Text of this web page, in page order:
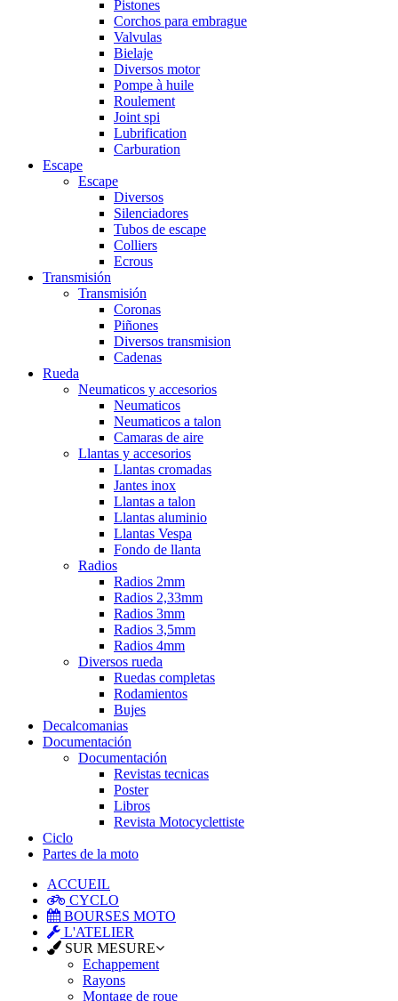
Pistones
Corchos para embrague
Valvulas
Bielaje
Diversos motor
Pompe à huile
Roulement
Joint spi
Lubrification
Carburation
Escape
Escape
Diversos
Silenciadores
Tubos de escape
Colliers
Ecrous
Transmisión
Transmisión
Coronas
Piñones
Diversos transmision
Cadenas
Rueda
Neumaticos y accesorios
Neumaticos
Neumaticos a talon
Camaras de aire
Llantas y accesorios
Llantas cromadas
Jantes inox
Llantas a talon
Llantas aluminio
Llantas Vespa
Fondo de llanta
Radios
Radios 2mm
Radios 2,33mm
Radios 3mm
Radios 3,5mm
Radios 4mm
Diversos rueda
Ruedas completas
Rodamientos
Bujes
Decalcomanias
Documentación
Documentación
Revistas tecnicas
Poster
Libros
Revista Motocyclettiste
Ciclo
Partes de la moto
ACCUEIL
CYCLO
BOURSES MOTO
L'ATELIER
SUR MESURE
Echappement
Rayons
Montage de roue